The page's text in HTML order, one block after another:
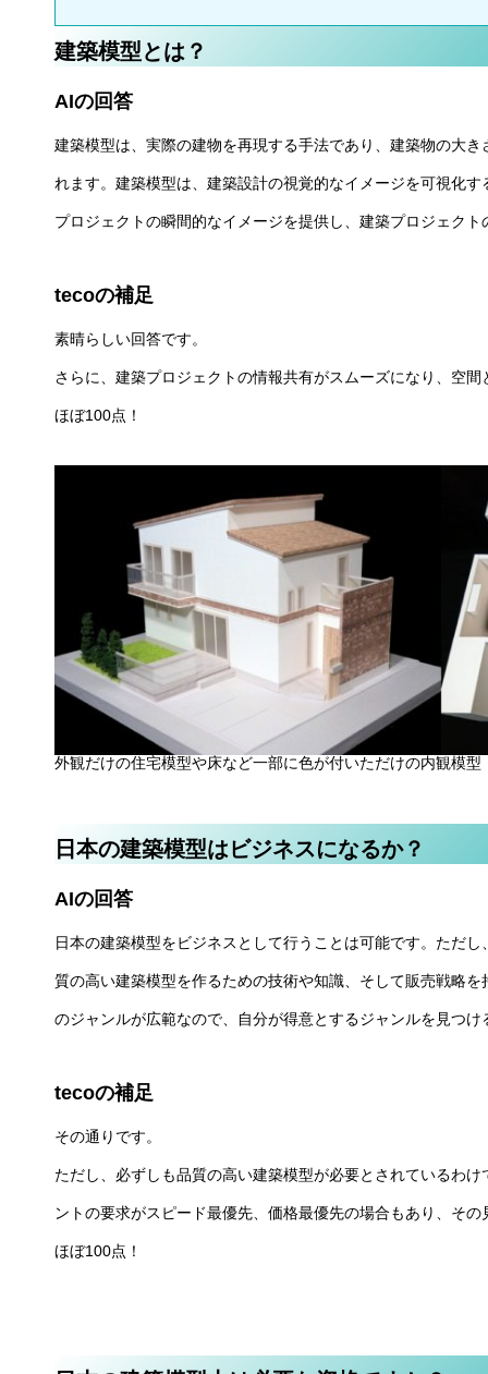
建築模型とは？
AIの回答
建築模型は、実際の建物を再現する手法であり、建築物の大
れます。建築模型は、建築設計の視覚的なイメージを可視化
プロジェクトの瞬間的なイメージを提供し、建築プロジェク
tecoの補足
素晴らしい回答です。
さらに、建築プロジェクトの情報共有がスムーズになり、空
ほぼ100点！
外観だけの住宅模型や床など一部に色が付いただけの内観模型
日本の建築模型はビジネスになるか？
AIの回答
日本の建築模型をビジネスとして行うことは可能です。ただ
質の高い建築模型を作るための技術や知識、そして販売戦略
のジャンルが広範なので、自分が得意とするジャンルを見つけ
tecoの補足
その通りです。
ただし、必ずしも品質の高い建築模型が必要とされているわ
ントの要求がスピード最優先、価格最優先の場合もあり、その
ほぼ100点！